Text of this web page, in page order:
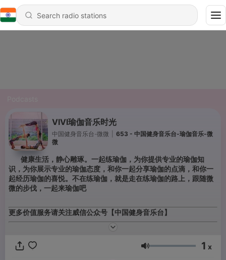
VIVI瑜伽音乐时光
中国健身音乐台-微微
653 - 中国健身音乐台-瑜伽音乐-微
微
健康生活，静心雕琢。一起练瑜伽，为你提供专业的瑜伽知
识，为你展示专业的瑜伽态度，和你一起分享瑜伽的点滴，和你一
起经历瑜伽的喜悦。不在练瑜伽，就是走在练瑜伽的路上，跟随微
微的步伐，一起来瑜伽吧
我是微微，喜欢本专辑的小伙伴，可以点击播放页面的
关注中国健身音乐台，订阅关注
成功后，你将收听到最新录制的高
更多价值服务请关注威信公众号【中国健身音乐台】
Volume 1 x